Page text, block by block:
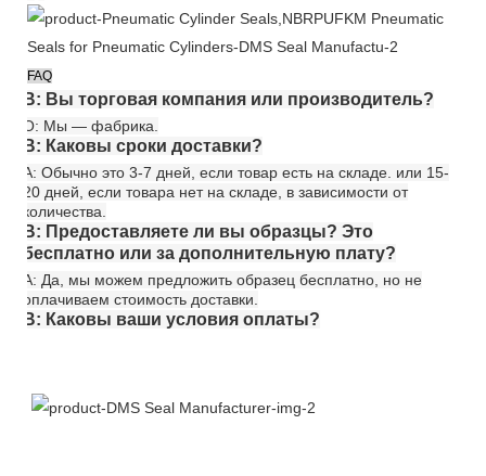
FAQ
В: Вы торговая компания или производитель?
О: Мы — фабрика.
В: Каковы сроки доставки?
A: Обычно это 3-7 дней, если товар есть на складе. или 15-
20 дней, если товара нет на складе, в зависимости от
количества.
В: Предоставляете ли вы образцы? Это
бесплатно или за дополнительную плату?
A: Да, мы можем предложить образец бесплатно, но не
оплачиваем стоимость доставки.
В: Каковы ваши условия оплаты?